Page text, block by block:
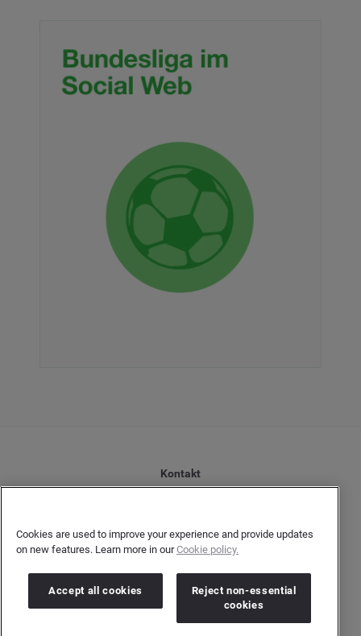
Kontakt
Terms and Conditions
Cookies are used to improve your experience and provide updates
on new features. Learn more in ourCookie policy.
Accept all cookies
Reject non-essential
cookies